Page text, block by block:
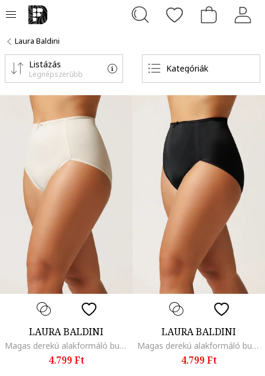
Laura Baldini
Kategóriák
Listázás
Legnépszerűbb
LAURA BALDINI
Magas derekú alakformáló bugyi, Világosbézs
4.799 Ft
LAURA BALDINI
Magas derekú alakformáló bugyi, Fekete
4.799 Ft